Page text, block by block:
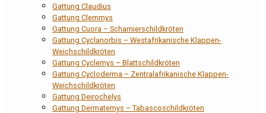
Gattung Claudius
Gattung Clemmys
Gattung Cuora – Scharnierschildkröten
Gattung Cyclanorbis – Westafrikanische Klappen-
Weichschildkröten
Gattung Cyclemys – Blattschildkröten
Gattung Cycloderma – Zentralafrikanische Klappen-
Weichschildkröten
Gattung Deirochelys
Gattung Dermatemys – Tabascoschildkröten